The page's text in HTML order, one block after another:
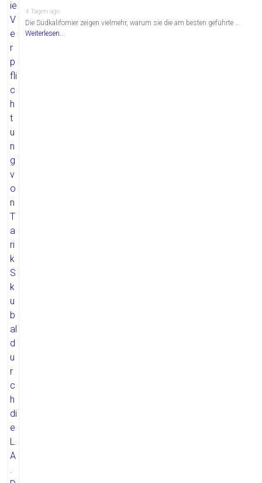
4 Tagen ago
Die Südkalifornier zeigen vielmehr, warum sie die am besten geführte …
Weiterlesen...